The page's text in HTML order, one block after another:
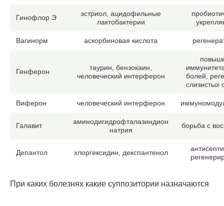
Гинофлор Э
эстриол, ацидофильные
лактобактерии
Вагинорм аскорбиновая кислота
Генферон
таурин, бензокаин,
человеческий интерферон
болей,
слизистых
Виферон человеческий интерферон
Галавит
аминодигидрофталазиндион
натрия
борьба с
Депантол хлоргексидин, декспантенол
При каких болезнях какие суппозитории назначаются